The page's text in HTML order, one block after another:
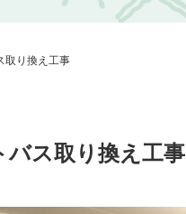
取り換え工事
ス取り換え工事